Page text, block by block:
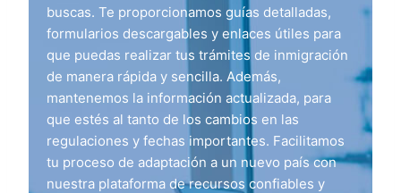
buscas. Te proporcionamos guías detalladas,
formularios descargables y enlaces útiles para
que puedas realizar tus trámites de inmigración
de manera rápida y sencilla. Además,
mantenemos la información actualizada, para
que estés al tanto de los cambios en las
regulaciones y fechas importantes. Facilitamos
tu proceso de adaptación a un nuevo país con
nuestra plataforma de recursos confiables y